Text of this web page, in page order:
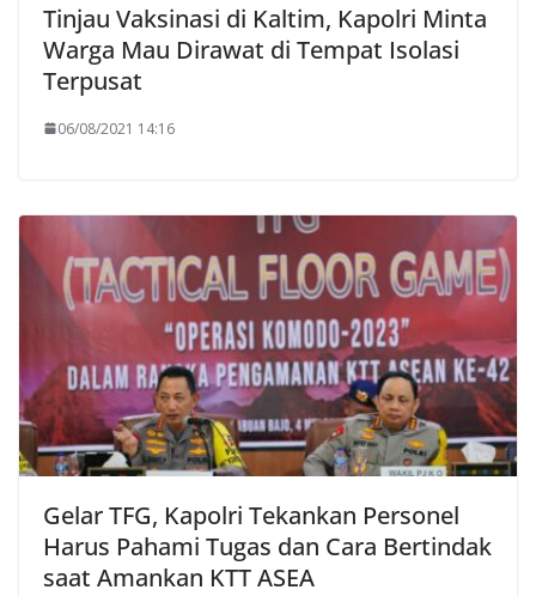
Tinjau Vaksinasi di Kaltim, Kapolri Minta
Warga Mau Dirawat di Tempat Isolasi
Terpusat
06/08/2021 14:16
Gelar TFG, Kapolri Tekankan Personel
Harus Pahami Tugas dan Cara Bertindak
saat Amankan KTT ASEA